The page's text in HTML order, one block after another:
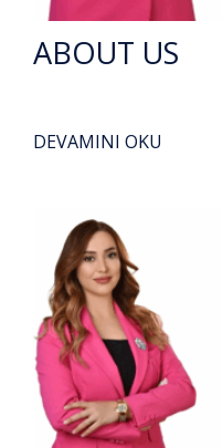
ABOUT US
DEVAMINI OKU